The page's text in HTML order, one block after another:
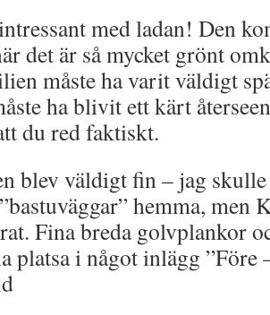
med ladan! Den
det är så mycket grönt
måste ha varit väldigt
ha blivit ett kärt
du red faktiskt.
blev väldigt fin – jag
hemma, men
Fina breda golvplankor
platsa i något inlägg ”Före